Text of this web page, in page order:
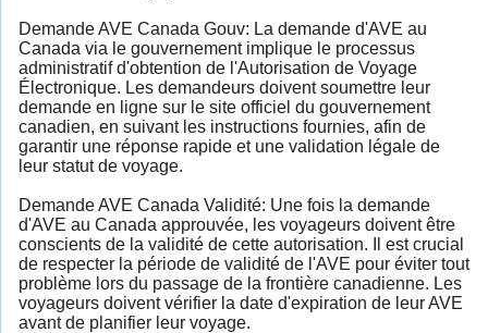
Demande AVE Canada Gouv: La demande d'AVE au
Canada via le gouvernement implique le processus
administratif d'obtention de l'Autorisation de Voyage
Électronique. Les demandeurs doivent soumettre leur
demande en ligne sur le site officiel du gouvernement
canadien, en suivant les instructions fournies, afin de
garantir une réponse rapide et une validation légale de
leur statut de voyage.
Demande AVE Canada Validité: Une fois la demande
d'AVE au Canada approuvée, les voyageurs doivent être
conscients de la validité de cette autorisation. Il est crucial
de respecter la période de validité de l'AVE pour éviter tout
problème lors du passage de la frontière canadienne. Les
voyageurs doivent vérifier la date d'expiration de leur AVE
avant de planifier leur voyage.